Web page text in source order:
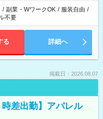
/ 副業・WワークOK / 服装自由 /
不要
る 詳細へ
掲載日：2026.08.07
差出勤】アパレル